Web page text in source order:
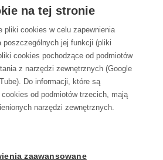
na tej stronie
pliki cookies w celu zapewnienia
poszczególnych jej funkcji (pliki
cookies pochodzące od podmiotów
z narzędzi zewnętrznych (Google
Do informacji, które są
od podmiotów trzecich, mają
narzędzi zewnętrznych.
zaawansowane
jest częścią ReflectGroup.